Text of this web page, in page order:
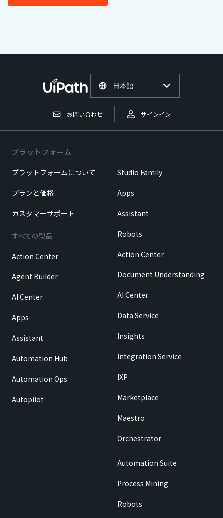
お問い合わせ サインイン
日本語
プラットフォーム
プラットフォームについて
プランと価格
カスタマーサポート
すべての製品
Action Center
Agent Builder
AI Center
Apps
Assistant
Automation Hub
Automation Ops
Autopilot
Studio Family
Apps
Assistant
Robots
Action Center
Document Understanding
AI Center
Data Service
Insights
Integration Service
IXP
Marketplace
Maestro
Orchestrator
Automation Suite
Process Mining
Robots